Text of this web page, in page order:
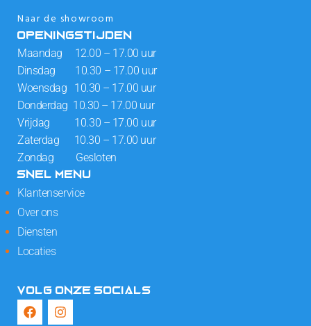
Naar de showroom
OPENINGSTIJDEN
Maandag 12.00 – 17.00 uur
Dinsdag 10.30 – 17.00 uur
Woensdag 10.30 – 17.00 uur
Donderdag 10.30 – 17.00 uur
Vrijdag 10.30 – 17.00 uur
Zaterdag 10.30 – 17.00 uur
Zondag Gesloten
SNEL MENU
Klantenservice
Over ons
Diensten
Locaties
VOLG ONZE SOCIALS